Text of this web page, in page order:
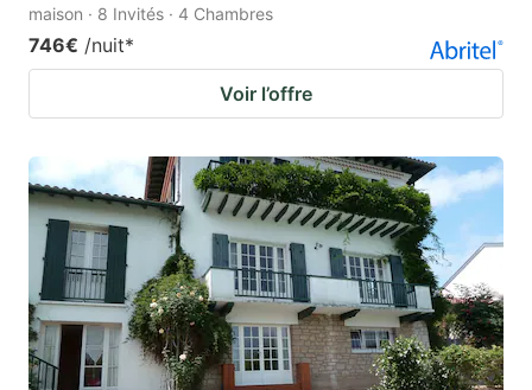
maison · 8 Invités · 4 Chambres
746€ /nuit*
Voir l’offre